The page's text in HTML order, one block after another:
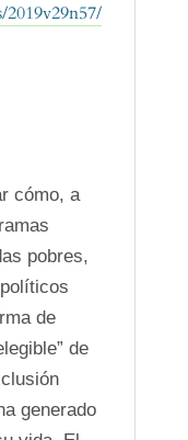
2019v29n57/
cómo, a
pobres,
de
de
generado